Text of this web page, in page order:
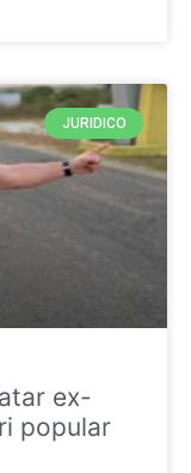
JURIDICO
ex-
popular